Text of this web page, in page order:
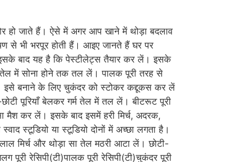
हो जाते हैं। ऐसे में अगर आप खाने में थोड़ा बदलाव
से भी भरपूर होती हैं। आइए जानते हैं घर पर
बाद यह है कि पेस्टीलेट्स तैयार कर लें। इसके
में सोना होने तक तल लें। पालक पूरी तरह से
इसे बनाने के लिए चुकंदर को स्टोकर कद्दूकस कर लें
पूरियाँ बेलकर गर्म तेल में तल लें। बीटरूट पूरी
मैश कर लें। इसके बाद इसमें हरी मिर्च, अदरक,
स्टूडियो या स्टूडियो दोनों में अच्छा लगता है।
मिर्च और थोड़ा सा तेल मठरी आटा लें। छोटी-
रेसिपी(टी)पालक पूरी रेसिपी(टी)चुकंदर पूरी